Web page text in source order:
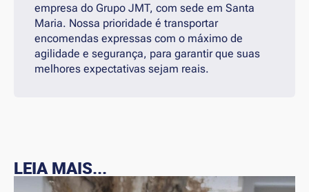
empresa do Grupo JMT, com sede em Santa
Maria. Nossa prioridade é transportar
encomendas expressas com o máximo de
agilidade e segurança, para garantir que suas
melhores expectativas sejam reais.
LEIA MAIS...